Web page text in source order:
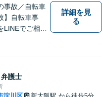
事故／自転車
】自転車事
でご相談
詳細を見
る
弁護士
淀川区 新大阪駅 から徒歩5分